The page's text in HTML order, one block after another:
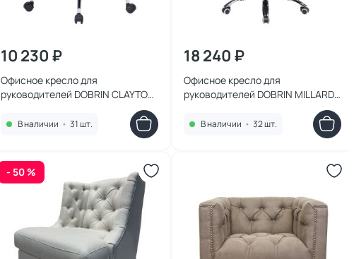
10 230 ₽
Офисное кресло для
руководителей DOBRIN CLAYTON,
В наличии • 31 шт.
18 240 ₽
Офисное кресло для
руководителей DOBRIN MILLARD,
В наличии • 32 шт.
- 50 %